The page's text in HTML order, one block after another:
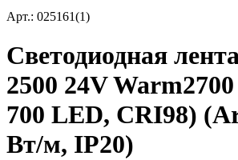
Арт.: 025161(1)
Светодиодная
2500 24V
700 LED, CRI98)
Вт/м, IP20)